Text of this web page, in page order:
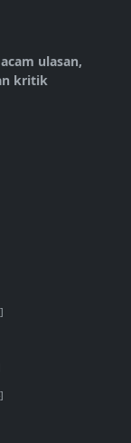
ulasan,
kritik